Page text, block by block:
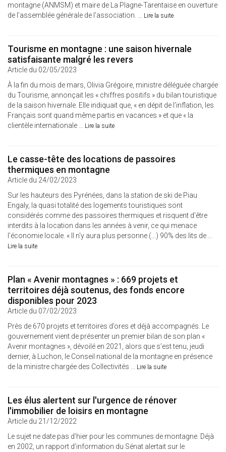
montagne (ANMSM) et maire de La Plagne-Tarentaise en ouverture
de l’assemblée générale de l’association. ... Lire la suite
Tourisme en montagne : une saison hivernale
satisfaisante malgré les revers
Article du 02/05/2023
À la fin du mois de mars, Olivia Grégoire, ministre déléguée chargée
du Tourisme, annonçait les « chiffres positifs » du bilan touristique
de la saison hivernale. Elle indiquait que, « en dépit de l’inflation, les
Français sont quand même partis en vacances » et que « la
clientèle internationale ... Lire la suite
Le casse-tête des locations de passoires
thermiques en montagne
Article du 24/02/2023
Sur les hauteurs des Pyrénées, dans la station de ski de Piau
Engaly, la quasi totalité des logements touristiques sont
considérés comme des passoires thermiques et risquent d'être
interdits à la location dans les années à venir, ce qui menace
l'économie locale. « Il n'y aura plus personne (...) 90% des lits de ...
Lire la suite
Plan « Avenir montagnes » : 669 projets et
territoires déjà soutenus, des fonds encore
disponibles pour 2023
Article du 07/02/2023
Près de 670 projets et territoires d’ores et déjà accompagnés. Le
gouvernement vient de présenter un premier bilan de son plan «
Avenir montagnes », dévoilé en 2021, alors que s’est tenu, jeudi
dernier, à Luchon, le Conseil national de la montagne en présence
de la ministre chargée des Collectivités ... Lire la suite
Les élus alertent sur l'urgence de rénover
l'immobilier de loisirs en montagne
Article du 21/12/2022
Le sujet ne date pas d’hier pour les communes de montagne. Déjà
en 2002, un rapport d’information du Sénat alertait sur le